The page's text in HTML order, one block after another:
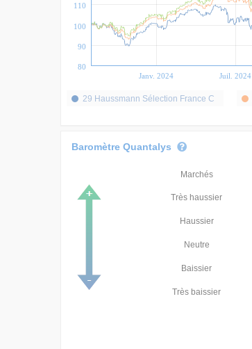
Janv. 2024 Juil. 2024
80
90
100
110
29 Haussmann Sélection France C
Baromètre Quantalys
Marchés
Très haussier
Haussier
Neutre
Baissier
Très baissier